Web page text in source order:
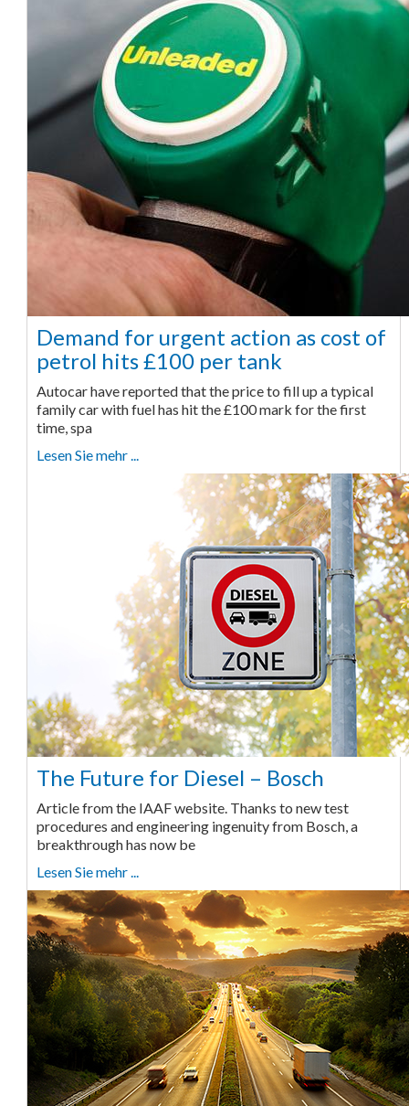
Demand for urgent action as cost of
petrol hits £100 per tank
Autocar have reported that the price to fill up a typical
family car with fuel has hit the £100 mark for the first
time, spa
Lesen Sie mehr ...
The Future for Diesel – Bosch
Article from the IAAF website. Thanks to new test
procedures and engineering ingenuity from Bosch, a
breakthrough has now be
Lesen Sie mehr ...